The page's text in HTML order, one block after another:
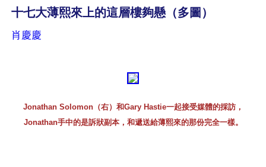
十七大薄熙來上的這層樓夠懸（多圖）
肖慶慶
Jonathan Solomon（右）和Gary Hastie一起接受媒體的採訪，
Jonathan手中的是訴狀副本，和遞送給薄熙來的那份完全一樣。